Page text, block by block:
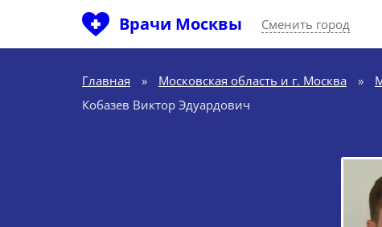
Врачи Москвы Сменить город
Главная » Московская область и г. Москва »
Кобазев Виктор Эдуардович